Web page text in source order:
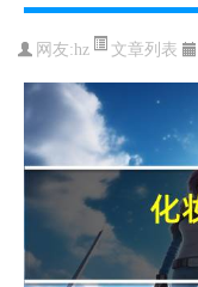
网友:hz 文章列表